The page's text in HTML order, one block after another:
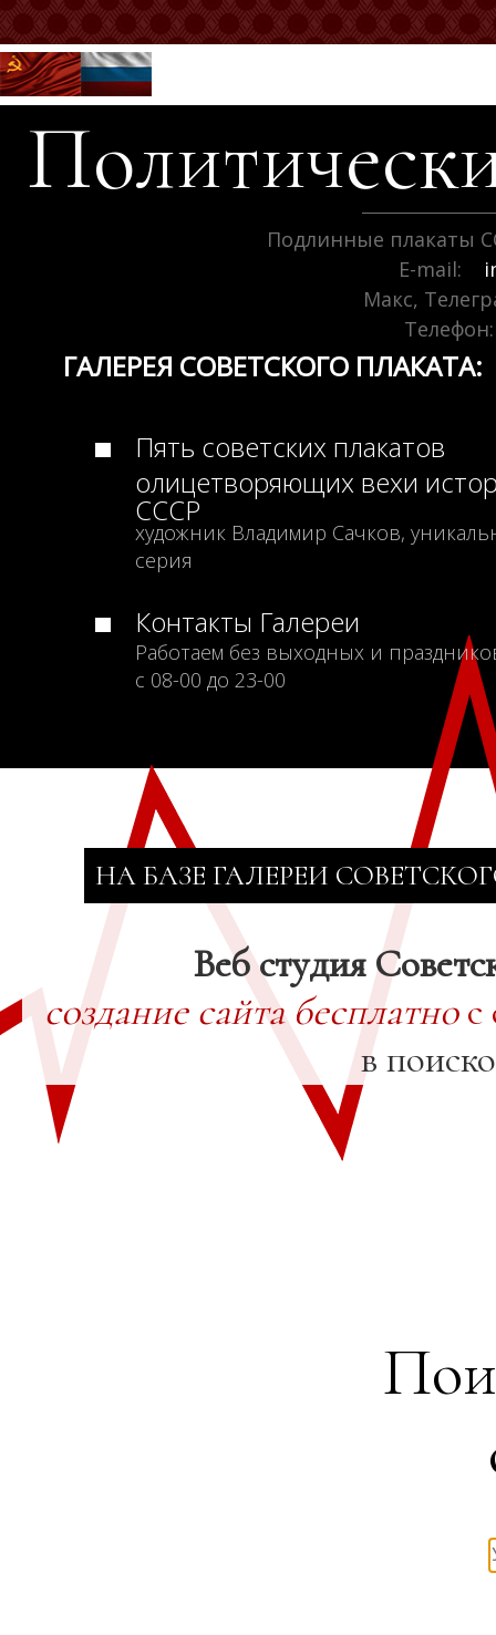
Подлинные плакаты
E-mail:
Макс,
Телефон:
ГАЛЕРЕЯ СОВЕТСКОГО ПЛАКАТА:
Пять советских плакатов
олицетворяющих вехи
СССР
художник Владимир Сачков,
серия
Контакты Галереи
Работаем без выходных и
с 08-00 до 23-00
НА БАЗЕ ГАЛЕРЕИ
Веб студия
создание сайта бесплатнос
в